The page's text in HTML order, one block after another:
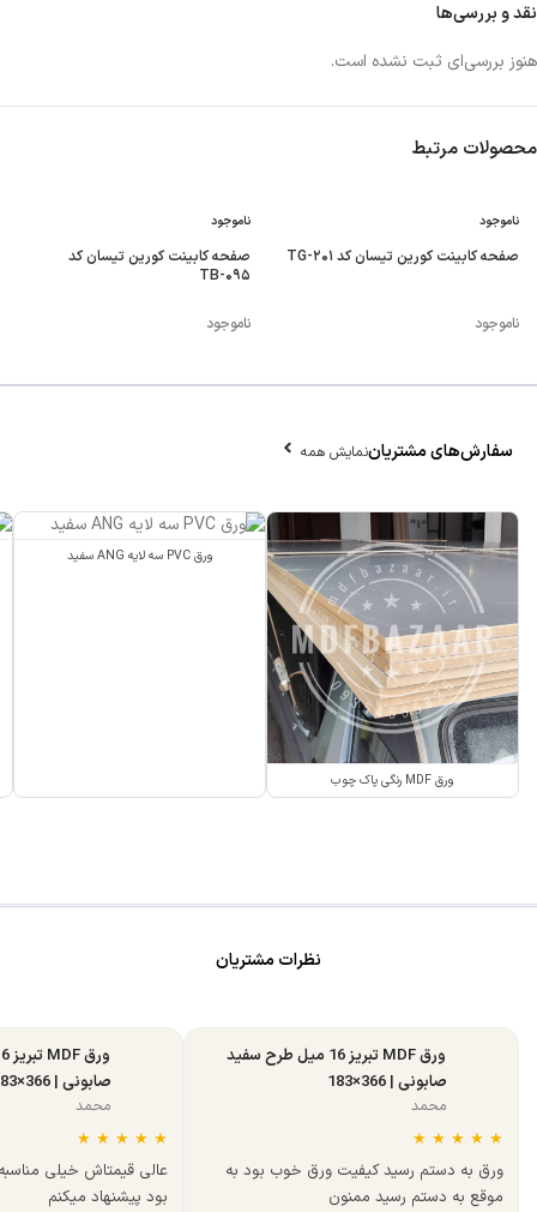
نقد و بررسی‌ها
هنوز بررسی‌ای ثبت نشده است.
محصولات مرتبط
ناموجود
صفحه کابینت کورین تیسان کد TG-۲۰۱
ناموجود
ناموجود
صفحه کابینت کورین تیسان کد
TB-۰۹۵
ناموجود
سفارش‌های مشتریاننمایش همه
ورق MDF رنگی پاک چوب
ورق PVC سه لایه ANG سفید
نظرات مشتریان
ورق MDF تبریز 16 میل طرح سفید
صابونی | 366×183
محمد
★
★
★
★
★
ورق به دستم رسید کیفیت ورق خوب بود به
موقع به دستم رسید ممنون
صابونی | 366×183
محمد
★
★
★
★
★
عالی قیمتاش خیلی
بود پیشنهاد میکنم